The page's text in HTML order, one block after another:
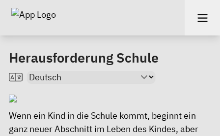
Herausforderung Schule
Wenn ein Kind in die Schule kommt, beginnt ein
ganz neuer Abschnitt im Leben des Kindes, aber